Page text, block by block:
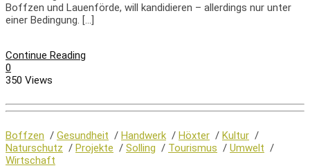
Boffzen und Lauenförde, will kandidieren – allerdings nur unter
einer Bedingung. […]
Continue Reading
0
350 Views
Boffzen / Gesundheit / Handwerk / Höxter / Kultur /
Naturschutz / Projekte / Solling / Tourismus / Umwelt /
Wirtschaft